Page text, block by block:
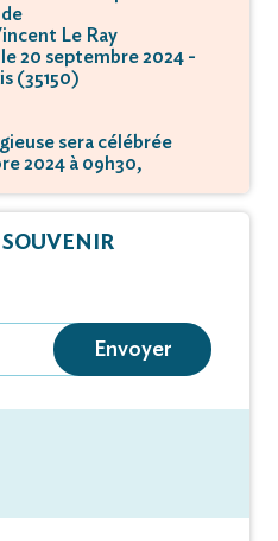
de
Le Ray
20 septembre 2024 -
(35150)
sera célébrée
2024 à 09h30,
Envoyer